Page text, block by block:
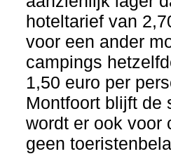
hoteltarief van
voor een ander
campings
1,50 euro per
Montfoort blijft de
wordt er ook voor
geen